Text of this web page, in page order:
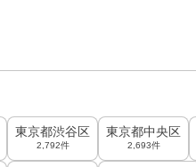
東京都渋谷区
2,792件
東京都中央区
2,693件